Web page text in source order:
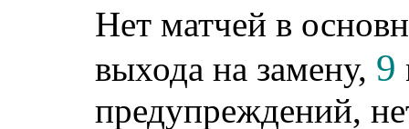
Нет матчей в
выхода на замену, 9
предупреждений,